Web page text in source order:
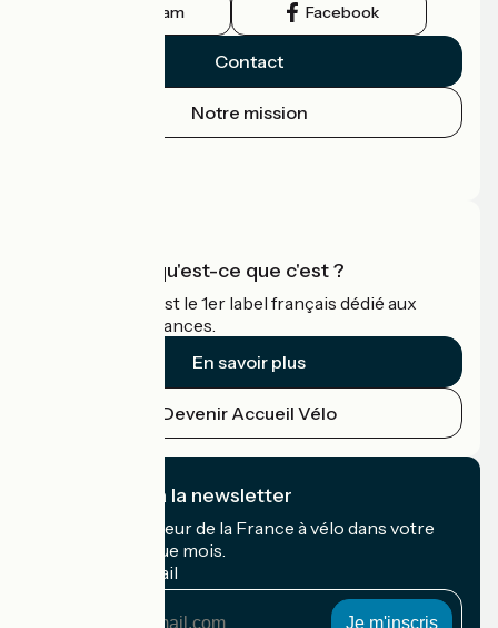
Instagram Facebook
Contact
Notre mission
Accueil Vélo qu'est-ce que c'est ?
Accueil Vélo c'est le 1er label français dédié aux
cyclistes en vacances.
En savoir plus
Devenir Accueil Vélo
Je m'abonne à la newsletter
Recevez le meilleur de la France à vélo dans votre
boîte mail chaque mois.
Mon adresse mail